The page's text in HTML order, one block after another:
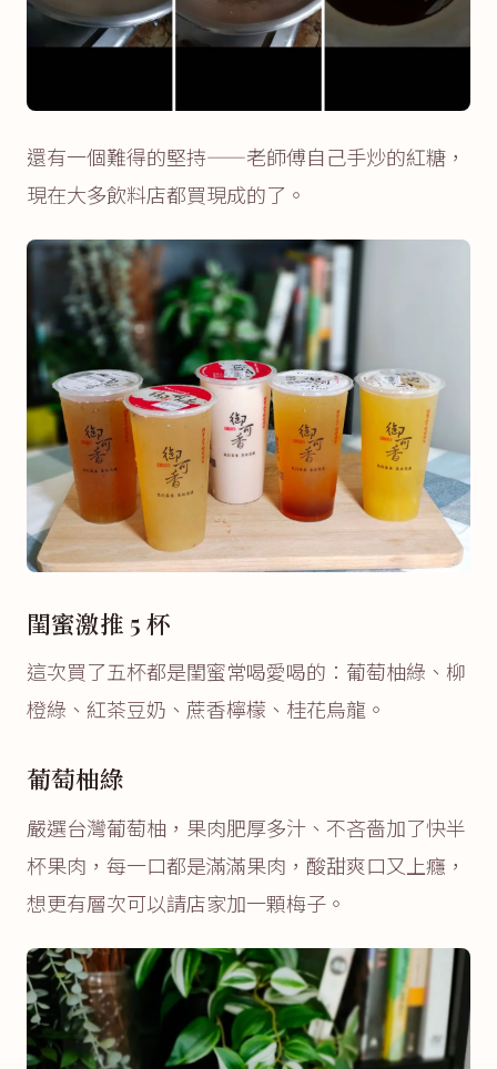
還有一個難得的堅持——老師傅自己手炒的紅糖，
現在大多飲料店都買現成的了。
閨蜜激推 5 杯
這次買了五杯都是閨蜜常喝愛喝的：葡萄柚綠、柳
橙綠、紅茶豆奶、蔗香檸檬、桂花烏龍。
葡萄柚綠
嚴選台灣葡萄柚，果肉肥厚多汁、不吝嗇加了快半
杯果肉，每一口都是滿滿果肉，酸甜爽口又上癮，
想更有層次可以請店家加一顆梅子。